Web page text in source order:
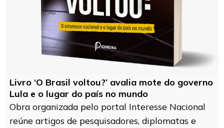
Livro ‘O Brasil voltou?’ avalia mote do governo
Lula e o lugar do país no mundo
Obra organizada pelo portal Interesse Nacional
reúne artigos de pesquisadores, diplomatas e